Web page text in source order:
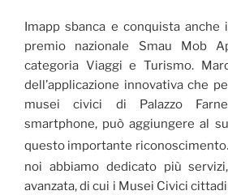
Imapp sbanca e conquista anche
premio nazionale Smau Mob
categoria Viaggi e Turismo.
dell’applicazione innovativa che
musei civici di Palazzo
smartphone, può aggiungere al
questo importante riconoscimento
noi abbiamo dedicato più
avanzata, di cui i Musei Civici